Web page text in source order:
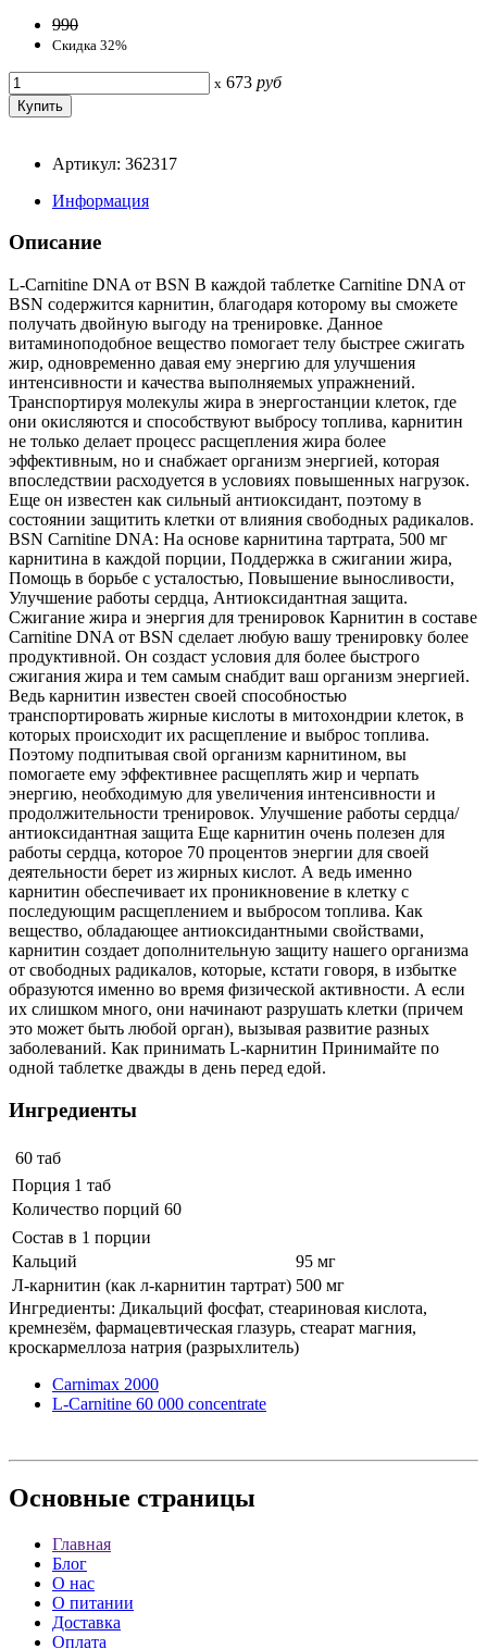
990
Скидка 32%
x 673 руб
Артикул: 362317
Информация
Описание
L-Carnitine DNA от BSN В каждой таблетке Carnitine DNA от
BSN содержится карнитин, благодаря которому вы сможете
получать двойную выгоду на тренировке. Данное
витаминоподобное вещество помогает телу быстрее сжигать
жир, одновременно давая ему энергию для улучшения
интенсивности и качества выполняемых упражнений.
Транспортируя молекулы жира в энергостанции клеток, где
они окисляются и способствуют выбросу топлива, карнитин
не только делает процесс расщепления жира более
эффективным, но и снабжает организм энергией, которая
впоследствии расходуется в условиях повышенных нагрузок.
Еще он известен как сильный антиоксидант, поэтому в
состоянии защитить клетки от влияния свободных радикалов.
BSN Carnitine DNA: На основе карнитина тартрата, 500 мг
карнитина в каждой порции, Поддержка в сжигании жира,
Помощь в борьбе с усталостью, Повышение выносливости,
Улучшение работы сердца, Антиоксидантная защита.
Сжигание жира и энергия для тренировок Карнитин в составе
Carnitine DNA от BSN сделает любую вашу тренировку более
продуктивной. Он создаст условия для более быстрого
сжигания жира и тем самым снабдит ваш организм энергией.
Ведь карнитин известен своей способностью
транспортировать жирные кислоты в митохондрии клеток, в
которых происходит их расщепление и выброс топлива.
Поэтому подпитывая свой организм карнитином, вы
помогаете ему эффективнее расщеплять жир и черпать
энергию, необходимую для увеличения интенсивности и
продолжительности тренировок. Улучшение работы сердца/
антиоксидантная защита Еще карнитин очень полезен для
работы сердца, которое 70 процентов энергии для своей
деятельности берет из жирных кислот. А ведь именно
карнитин обеспечивает их проникновение в клетку с
последующим расщеплением и выбросом топлива. Как
вещество, обладающее антиоксидантными свойствами,
карнитин создает дополнительную защиту нашего организма
от свободных радикалов, которые, кстати говоря, в избытке
образуются именно во время физической активности. А если
их слишком много, они начинают разрушать клетки (причем
это может быть любой орган), вызывая развитие разных
заболеваний. Как принимать L-карнитин Принимайте по
одной таблетке дважды в день перед едой.
Ингредиенты
60 таб
Порция 1 таб
Количество порций 60
Состав в 1 порции
Кальций
95 мг
Л-карнитин (как л-карнитин тартрат) 500 мг
Ингредиенты: Дикальций фосфат, стеариновая кислота,
кремнезём, фармацевтическая глазурь, стеарат магния,
кроскармеллоза натрия (разрыхлитель)
Carnimax 2000
L-Carnitine 60 000 сoncentrate
Основные страницы
Главная
Блог
О нас
О питании
Доставка
Оплата